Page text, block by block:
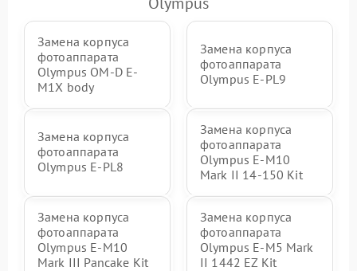
Замена корпуса
фотоаппарата
Olympus OM-D E-
M1X body
Замена корпуса
фотоаппарата
Olympus E‑PL9
Замена корпуса
фотоаппарата
Olympus E-PL8
Замена корпуса
фотоаппарата
Olympus E‑M10
Mark II 14-150 Kit
Замена корпуса
фотоаппарата
Olympus E-M10
Mark III Pancake Kit
Замена корпуса
фотоаппарата
Olympus E‑M5 Mark
II 1442 EZ Kit